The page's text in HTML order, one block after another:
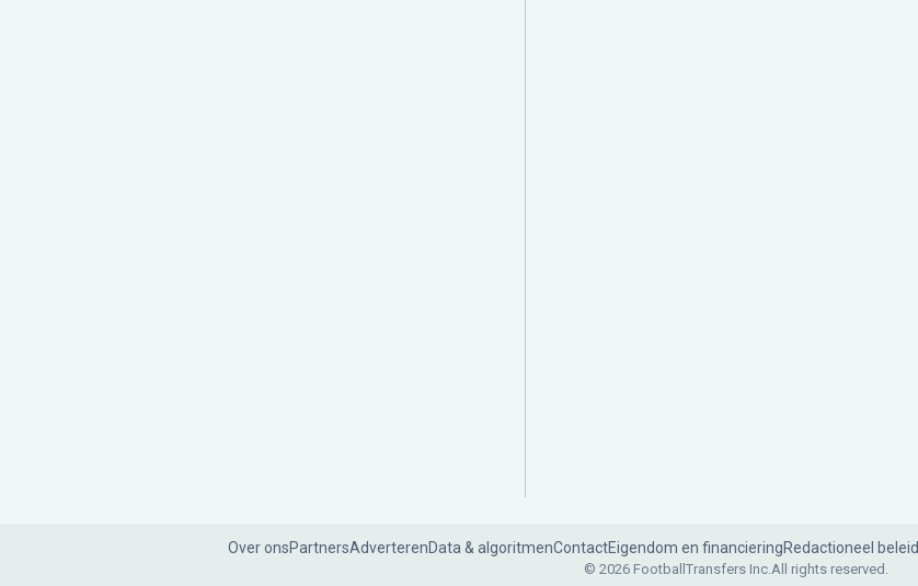
Over onsPartnersAdverterenData & algoritmenContactEigendom en financieringRedactioneel beleid
© 2026 FootballTransfers Inc.All rights reserved.